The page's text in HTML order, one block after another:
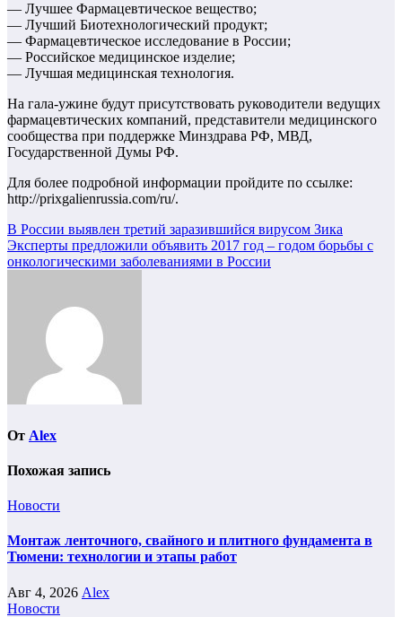
— Лучшее Фармацевтическое вещество;
— Лучший Биотехнологический продукт;
— Фармацевтическое исследование в России;
— Российское медицинское изделие;
— Лучшая медицинская технология.
На гала-ужине будут присутствовать руководители ведущих
фармацевтических компаний, представители медицинского
сообщества при поддержке Минздрава РФ, МВД,
Государственной Думы РФ.
Для более подробной информации пройдите по ссылке:
http://prixgalienrussia.com/ru/.
Навигация
по
В России выявлен третий заразившийся вирусом Зика
Эксперты предложили объявить 2017 год – годом борьбы с
онкологическими заболеваниями в России
От Alex
Похожая запись
Новости
Монтаж ленточного, свайного и плитного фундамента в
Тюмени: технологии и этапы работ
Авг 4, 2026 Alex
Новости